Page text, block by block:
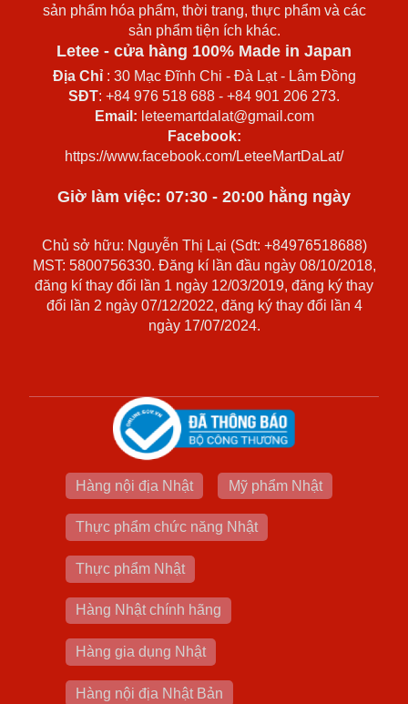
sản phẩm hóa phẩm, thời trang, thực phẩm và các
sản phẩm tiện ích khác.
Letee - cửa hàng 100% Made in Japan
Địa Chỉ: 30 Mạc Đĩnh Chi - Đà Lạt - Lâm Đồng
SĐT: +84 976 518 688 - +84 901 206 273.
Email: leteemartdalat@gmail.com
Facebook:
https://www.facebook.com/LeteeMartDaLat/
Giờ làm việc: 07:30 - 20:00 hằng ngày
Chủ sở hữu: Nguyễn Thị Lại (Sdt: +84976518688)
MST: 5800756330. Đăng kí lần đầu ngày 08/10/2018,
đăng kí thay đổi lần 1 ngày 12/03/2019, đăng ký thay
đổi lần 2 ngày 07/12/2022, đăng ký thay đổi lần 4
ngày 17/07/2024.
Hàng nội địa Nhật Mỹ phẩm Nhật
Thực phẩm chức năng Nhật
Thực phẩm Nhật
Hàng Nhật chính hãng
Hàng gia dụng Nhật
Hàng nội địa Nhật Bản